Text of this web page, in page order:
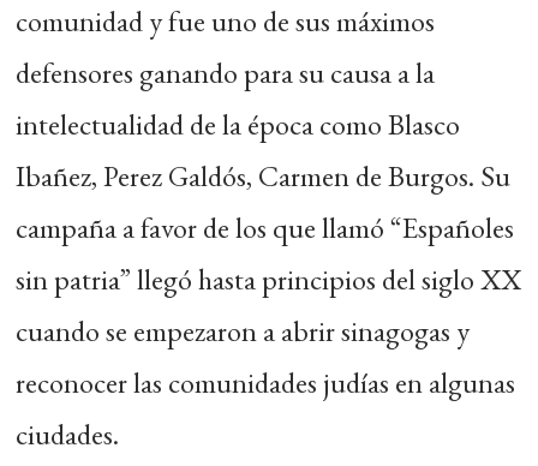
comunidad y fue uno de sus máximos
defensores ganando para su causa a la
intelectualidad de la época como Blasco
Ibañez, Perez Galdós, Carmen de Burgos. Su
campaña a favor de los que llamó “Españoles
sin patria” llegó hasta principios del siglo XX
cuando se empezaron a abrir sinagogas y
reconocer las comunidades judías en algunas
ciudades.